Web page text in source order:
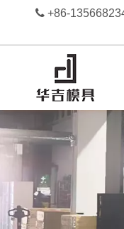
 +86-